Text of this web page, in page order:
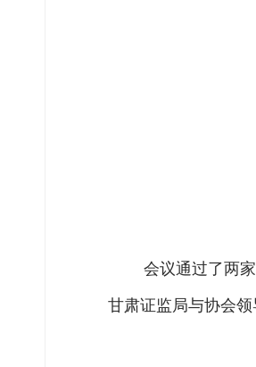
会议通过了两家
甘肃证监局与协会领